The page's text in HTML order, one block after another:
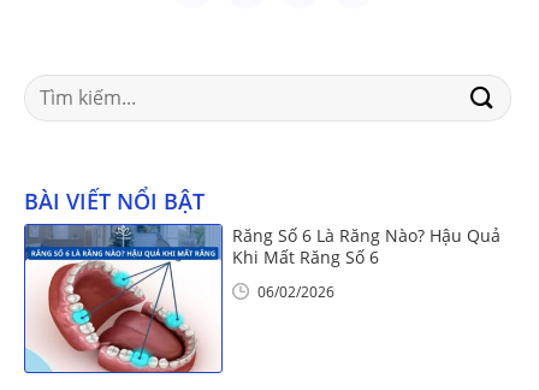
Search
for:
BÀI VIẾT NỔI BẬT
Răng Số 6 Là Răng Nào? Hậu Quả
Khi Mất Răng Số 6
06/02/2026